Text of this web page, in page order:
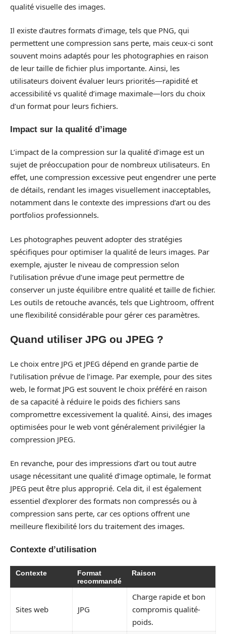
qualité visuelle des images.
Il existe d’autres formats d’image, tels que PNG, qui
permettent une compression sans perte, mais ceux-ci sont
souvent moins adaptés pour les photographies en raison
de leur taille de fichier plus importante. Ainsi, les
utilisateurs doivent évaluer leurs priorités—rapidité et
accessibilité vs qualité d’image maximale—lors du choix
d’un format pour leurs fichiers.
Impact sur la qualité d’image
L’impact de la compression sur la qualité d’image est un
sujet de préoccupation pour de nombreux utilisateurs. En
effet, une compression excessive peut engendrer une perte
de détails, rendant les images visuellement inacceptables,
notamment dans le contexte des impressions d’art ou des
portfolios professionnels.
Les photographes peuvent adopter des stratégies
spécifiques pour optimiser la qualité de leurs images. Par
exemple, ajuster le niveau de compression selon
l’utilisation prévue d’une image peut permettre de
conserver un juste équilibre entre qualité et taille de fichier.
Les outils de retouche avancés, tels que Lightroom, offrent
une flexibilité considérable pour gérer ces paramètres.
Quand utiliser JPG ou JPEG ?
Le choix entre JPG et JPEG dépend en grande partie de
l’utilisation prévue de l’image. Par exemple, pour des sites
web, le format JPG est souvent le choix préféré en raison
de sa capacité à réduire le poids des fichiers sans
compromettre excessivement la qualité. Ainsi, des images
optimisées pour le web vont généralement privilégier la
compression JPEG.
En revanche, pour des impressions d’art ou tout autre
usage nécessitant une qualité d’image optimale, le format
JPEG peut être plus approprié. Cela dit, il est également
essentiel d’explorer des formats non compressés ou à
compression sans perte, car ces options offrent une
meilleure flexibilité lors du traitement des images.
Contexte d’utilisation
Contexte
Format
recommandé
Raison
Sites web JPG
Charge rapide et bon
compromis qualité-
poids.